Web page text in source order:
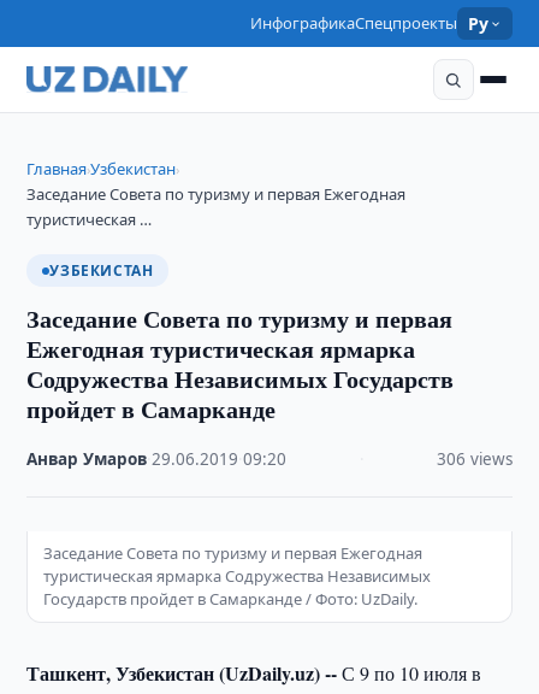
ИнфографикаСпецпроекты Ру
Главная›Узбекистан›
Заседание Совета по туризму и первая Ежегодная
туристическая …
УЗБЕКИСТАН
Заседание Совета по туризму и первая
Ежегодная туристическая ярмарка
Содружества Независимых Государств
пройдет в Самарканде
Анвар Умаров ·29.06.2019 ·09:20 306 views
Заседание Совета по туризму и первая Ежегодная
туристическая ярмарка Содружества Независимых
Государств пройдет в Самарканде / Фото: UzDaily.
Ташкент, Узбекистан (UzDaily.uz) --С 9 по 10 июля в